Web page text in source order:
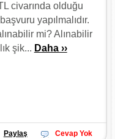
civarında olduğu
yapılmalıdır.
mi? Alınabilir
şik... Daha ››
Paylaş Cevap Yok